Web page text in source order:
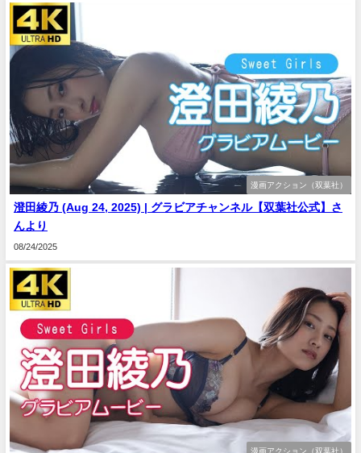
漫画アクション（双葉社）
澄田綾乃 (Aug 24, 2025) | グラビアチャンネル【双葉社公式】さ
んより
08/24/2025
漫画アクション（双葉社）